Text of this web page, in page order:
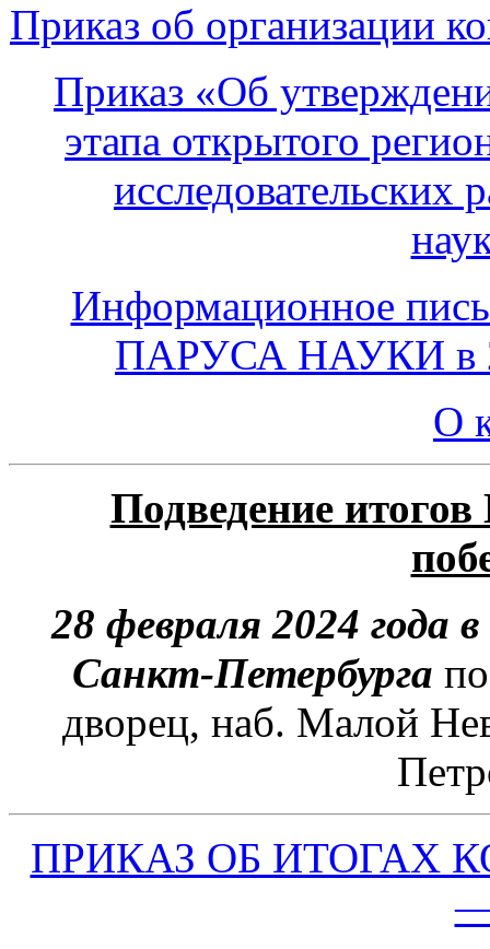
Приказ об организации
Приказ «Об
этапа открытого
исследовательских
Информационное
ПАРУСА НАУКИ в
О
Подведение
28 февраля 2024 года
Санкт-Петербурга
дворец, наб. Малой
ПРИКАЗ ОБ ИТОГАХ
—